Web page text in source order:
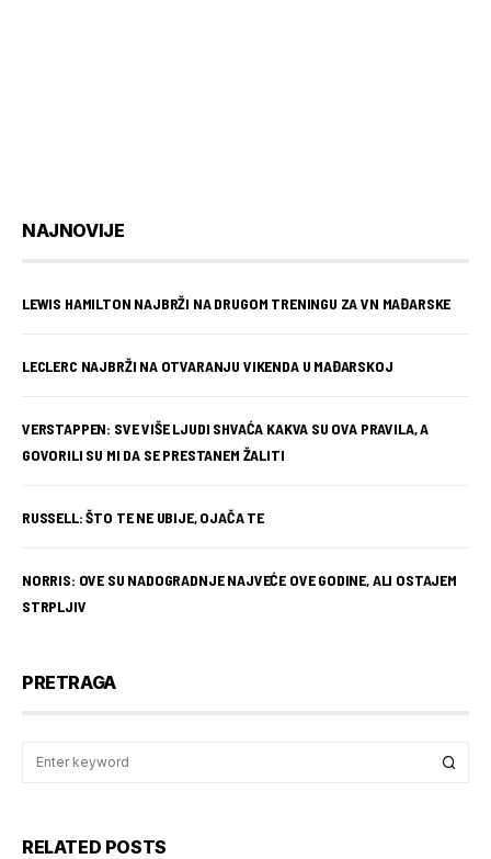
NAJNOVIJE
LEWIS HAMILTON NAJBRŽI NA DRUGOM TRENINGU ZA VN MAĐARSKE
LECLERC NAJBRŽI NA OTVARANJU VIKENDA U MAĐARSKOJ
VERSTAPPEN: SVE VIŠE LJUDI SHVAĆA KAKVA SU OVA PRAVILA, A
GOVORILI SU MI DA SE PRESTANEM ŽALITI
RUSSELL: ŠTO TE NE UBIJE, OJAČA TE
NORRIS: OVE SU NADOGRADNJE NAJVEĆE OVE GODINE, ALI OSTAJEM
STRPLJIV
PRETRAGA
RELATED POSTS